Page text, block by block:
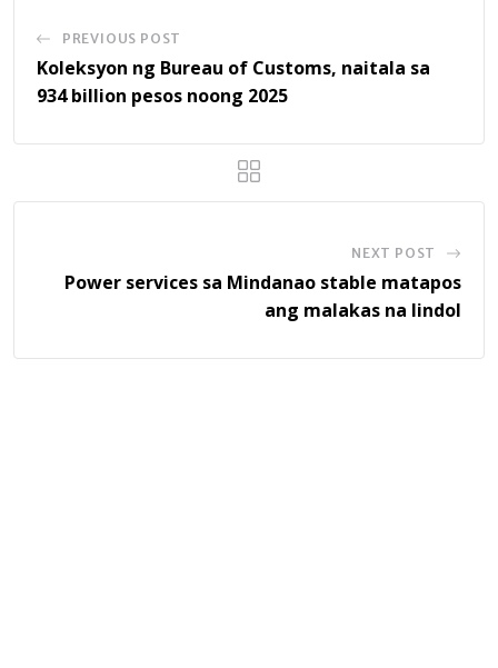
PREVIOUS POST
Koleksyon ng Bureau of Customs, naitala sa
934 billion pesos noong 2025
NEXT POST
Power services sa Mindanao stable matapos
ang malakas na lindol